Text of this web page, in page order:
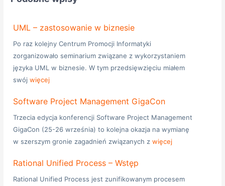
UML – zastosowanie w biznesie
Po raz kolejny Centrum Promocji Informatyki
zorganizowało seminarium związane z wykorzystaniem
języka UML w biznesie. W tym przedsięwzięciu miałem
swójwięcej
Software Project Management GigaCon
Trzecia edycja konferencji Software Project Management
GigaCon (25-26 września) to kolejna okazja na wymianę
w szerszym gronie zagadnień związanych zwięcej
Rational Unified Process – Wstęp
Rational Unified Process jest zunifikowanym procesem